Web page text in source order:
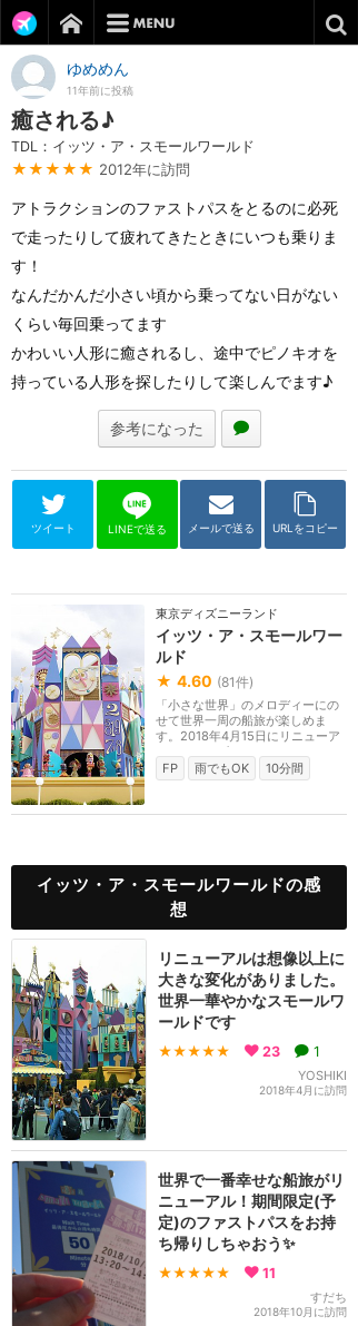
ゆめめん
11年前に投稿
癒される♪
TDL：イッツ・ア・スモールワールド
★★★★★ 2012年に訪問
アトラクションのファストパスをとるのに必死
で走ったりして疲れてきたときにいつも乗りま
す！
なんだかんだ小さい頃から乗ってない日がない
くらい毎回乗ってます
かわいい人形に癒されるし、途中でピノキオを
持っている人形を探したりして楽しんでます♪
参考になった
ツイート LINEで送る メールで送る URLをコピー
東京ディズニーランド
イッツ・ア・スモールワー
ルド
★ 4.60 (81件)
「小さな世界」のメロディーにの
せて世界一周の船旅が楽しめま
す。2018年4月15日にリニューア
ルし、ディズニーキャ...
FP
雨でもOK 10分間
イッツ・ア・スモールワールドの感
想
リニューアルは想像以上に
大きな変化がありました。
世界一華やかなスモールワ
ールドです
★★★★★ 23 1
YOSHIKI
2018年4月に訪問
世界で一番幸せな船旅がリ
ニューアル！期間限定(予
定)のファストパスをお持
ち帰りしちゃおう✨
★★★★★ 11
すだち
2018年10月に訪問